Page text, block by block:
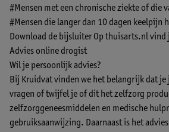
#Mensen met een chronische ziekte of die
#Mensen die langer dan 10 dagen
Download de bijsluiter Op thuisarts.nl vind
Advies online drogist
Wil je persoonlijk advies?
Bij Kruidvat vinden we het belangrijk dat
vragen of twijfel je of dit het zelfzorg
zelfzorggeneesmiddelen en medische
gebruiksaanwijzing. Daarnaast is het